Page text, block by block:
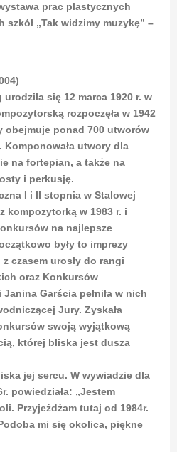
prac plastycznych
„Tak widzimy muzykę” –
się 12 marca 1920 r. w
rozpoczęła w 1942
obejmuje ponad 700 utworów
utwory dla
na fortepian, a także na
i perkusję.
I i II stopnia w Stalowej
kompozytorką w 1983 r. i
na najlepsze
były to imprezy
czasem urosły do rangi
oraz Konkursów
Garścia pełniła w nich
Jury. Zyskała
swoją wyjątkową
której bliska jest dusza
jej sercu. W wywiadzie dla
powiedziała: „Jestem
Przyjeżdżam tutaj od 1984r.
mi się okolica, piękne